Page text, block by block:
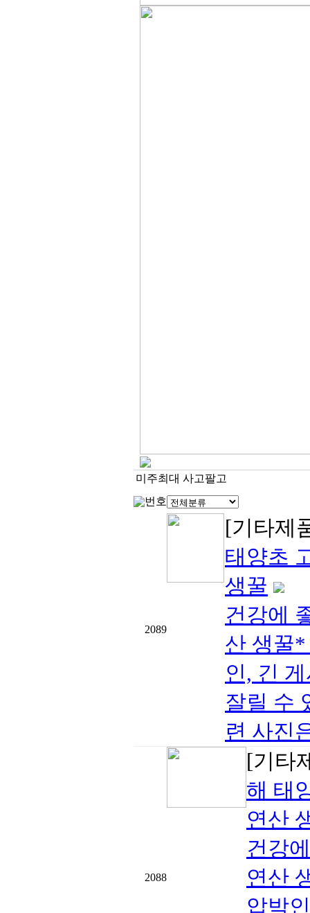
미주최대 사고팔고
번호
2089
[기타제
태양초
생꿀
건강에
산 생꿀
인, 긴
잘릴 수
련 사진
2088
[기타
해 태
연산
건강
연산
압박